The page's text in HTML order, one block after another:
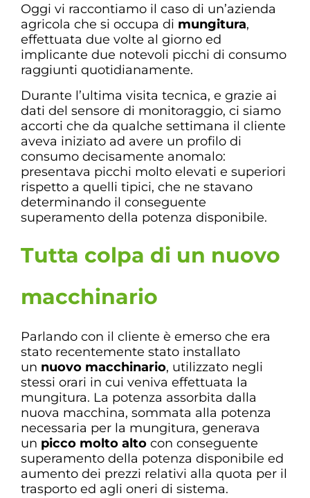
Oggi vi raccontiamo il caso di un’azienda
agricola che si occupa di mungitura,
effettuata due volte al giorno ed
implicante due notevoli picchi di consumo
raggiunti quotidianamente.
Durante l’ultima visita tecnica, e grazie ai
dati del sensore di monitoraggio, ci siamo
accorti che da qualche settimana il cliente
aveva iniziato ad avere un profilo di
consumo decisamente anomalo:
presentava picchi molto elevati e superiori
rispetto a quelli tipici, che ne stavano
determinando il conseguente
superamento della potenza disponibile.
Tutta colpa di un nuovo
macchinario
Parlando con il cliente è emerso che era
stato recentemente stato installato
un nuovo macchinario, utilizzato negli
stessi orari in cui veniva effettuata la
mungitura. La potenza assorbita dalla
nuova macchina, sommata alla potenza
necessaria per la mungitura, generava
un picco molto alto con conseguente
superamento della potenza disponibile ed
aumento dei prezzi relativi alla quota per il
trasporto ed agli oneri di sistema.